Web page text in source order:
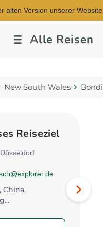
alten Version unserer
Alle Reisen
New South Wales
Reiseziel
Bild